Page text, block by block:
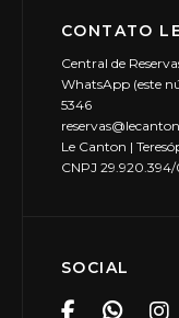
CONTATO
Central de
WhatsApp (este
5346
Le Canton |
CNPJ
SOCIAL